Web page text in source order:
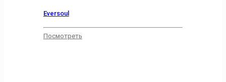
Eversoul
Посмотреть